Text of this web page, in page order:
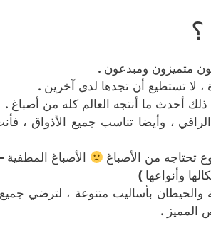
؟
متميزون ومبدعون .
، لا تستطيع أن تجدها لدى آخرين .
أحدث ما أنتجه العالم كله من أصباغ .
، وأيضا تناسب جميع الأذواق ، فأنت
تحتاجه من الأصباغ
الأصباغ المطفية
وأنواعها )
بأساليب متنوعة ، لترضي جميع
المميز .